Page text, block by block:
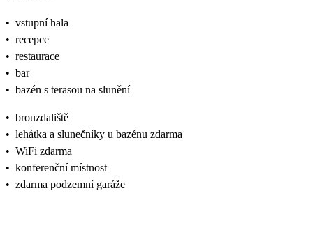
• vstupní hala
• recepce
• restaurace
• bar
• bazén s terasou na slunění
• brouzdaliště
• lehátka a slunečníky u bazénu zdarma
• WiFi zdarma
• konferenční místnost
• zdarma podzemní garáže